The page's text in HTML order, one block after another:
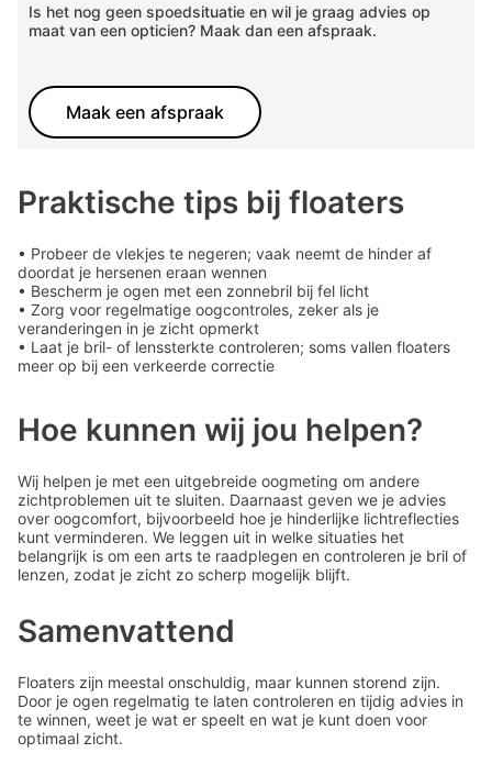
Is het nog geen spoedsituatie en wil je graag advies op
maat van een opticien? Maak dan een afspraak.
Maak een afspraak
Praktische tips bij floaters
• Probeer de vlekjes te negeren; vaak neemt de hinder af
doordat je hersenen eraan wennen
• Bescherm je ogen met een zonnebril bij fel licht
• Zorg voor regelmatige oogcontroles, zeker als je
veranderingen in je zicht opmerkt
• Laat je bril- of lenssterkte controleren; soms vallen floaters
meer op bij een verkeerde correctie
Hoe kunnen wij jou helpen?
Wij helpen je met een uitgebreide oogmeting om andere
zichtproblemen uit te sluiten. Daarnaast geven we je advies
over oogcomfort, bijvoorbeeld hoe je hinderlijke lichtreflecties
kunt verminderen. We leggen uit in welke situaties het
belangrijk is om een arts te raadplegen en controleren je bril of
lenzen, zodat je zicht zo scherp mogelijk blijft.
Samenvattend
Floaters zijn meestal onschuldig, maar kunnen storend zijn.
Door je ogen regelmatig te laten controleren en tijdig advies in
te winnen, weet je wat er speelt en wat je kunt doen voor
optimaal zicht.